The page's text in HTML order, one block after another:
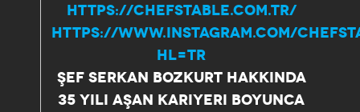
HTTPS://CHEFSTABLE.COM.TR/
HTTPS://WWW.INSTAGRAM.COM/
HL=TR
ŞEF SERKAN BOZKURT HAKKINDA
35 YILI AŞAN KARIYERI BOYUNCA